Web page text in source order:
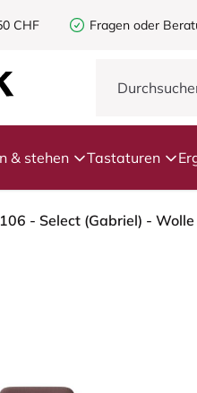
CHF Fragen oder
& stehen Tastaturen
- Select (Gabriel) -